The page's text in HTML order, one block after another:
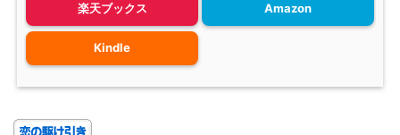
楽天ブックス Amazon
Kindle